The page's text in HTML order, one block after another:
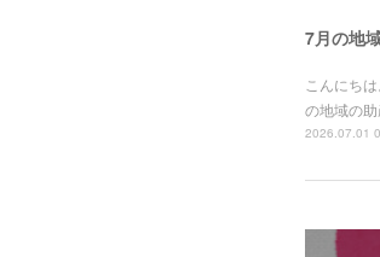
7月の地
こんにち
の地域の
2026.07.01